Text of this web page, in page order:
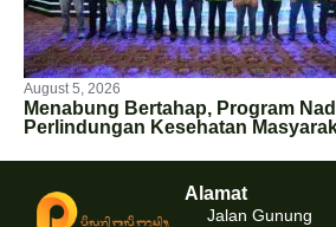
August 5, 2026
Menabung Bertahap, Program
Perlindungan Kesehatan
Alamat
Jalan Gunung